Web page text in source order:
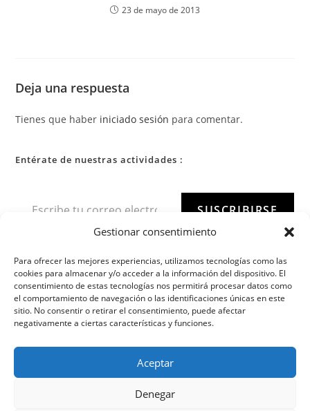
Gestionar consentimiento
Para ofrecer las mejores experiencias, utilizamos tecnologías como las
cookies para almacenar y/o acceder a la información del dispositivo. El
consentimiento de estas tecnologías nos permitirá procesar datos como
el comportamiento de navegación o las identificaciones únicas en este
sitio. No consentir o retirar el consentimiento, puede afectar
negativamente a ciertas características y funciones.
Aceptar
Denegar
23 de mayo de 2013
Deja una respuesta
Tienes que haber iniciado sesión para comentar.
Entérate de nuestras actividades :
SUSCRIBIRSE